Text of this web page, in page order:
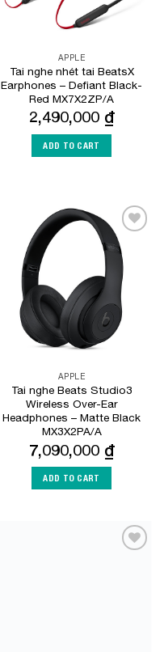
APPLE
Tai nghe nhét tai BeatsX
Earphones – Defiant Black-
Red MX7X2ZP/A
2,490,000 ₫
ADD TO CART
Add to
Wishlist
APPLE
Tai nghe Beats Studio3
Wireless Over-Ear
Headphones – Matte Black
MX3X2PA/A
7,090,000 ₫
ADD TO CART